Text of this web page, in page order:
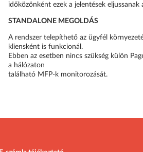
időközönként ezek a jelentések eljussanak
STANDALONE MEGOLDÁS
A rendszer telepíthető az ügyfél
kliensként is funkcionál.
Ebben az esetben nincs szükség külön
a hálózaton
található MFP-k monitorozását.